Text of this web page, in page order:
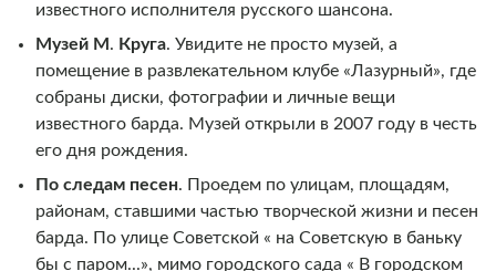
известного исполнителя русского шансона.
Музей М . Круга. Увидите не просто музей, а
помещение в развлекательном клубе «Лазурный», где
собраны диски, фотографии и личные вещи
известного барда. Музей открыли в 2007 году в честь
его дня рождения.
По следам песен. Проедем по улицам, площадям,
районам, ставшими частью творческой жизни и песен
барда. По улице Советской « на Советскую в баньку
бы с паром...», мимо городского сада « В городском